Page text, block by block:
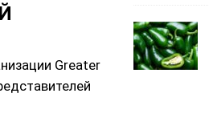
Greater